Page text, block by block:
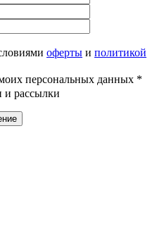
оферты и политикой
персональных данных *
и рассылки